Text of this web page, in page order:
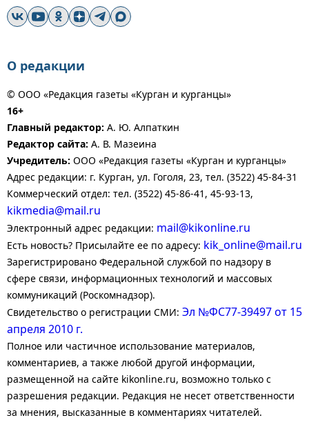
О редакции
© ООО «Редакция газеты «Курган и курганцы»
16+
Главный редактор: А. Ю. Алпаткин
Редактор сайта: А. В. Мазеина
Учредитель: ООО «Редакция газеты «Курган и курганцы»
Адрес редакции: г. Курган, ул. Гоголя, 23, тел. (3522) 45-84-31
Коммерческий отдел: тел. (3522) 45-86-41, 45-93-13,
kikmedia@mail.ru
Электронный адрес редакции: mail@kikonline.ru
Есть новость? Присылайте ее по адресу: kik_online@mail.ru
Зарегистрировано Федеральной службой по надзору в
сфере связи, информационных технологий и массовых
коммуникаций (Роскомнадзор).
Свидетельство о регистрации СМИ: Эл №ФС77-39497 от 15
апреля 2010 г.
Полное или частичное использование материалов,
комментариев, а также любой другой информации,
размещенной на сайте kikonline.ru, возможно только с
разрешения редакции. Редакция не несет ответственности
за мнения, высказанные в комментариях читателей.